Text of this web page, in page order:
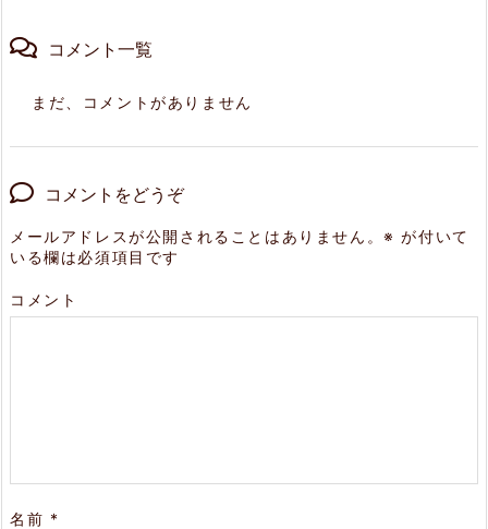
コメント一覧
まだ、コメントがありません
コメントをどうぞ
メールアドレスが公開されることはありません。※ が付いて
いる欄は必須項目です
コメント
名前 *